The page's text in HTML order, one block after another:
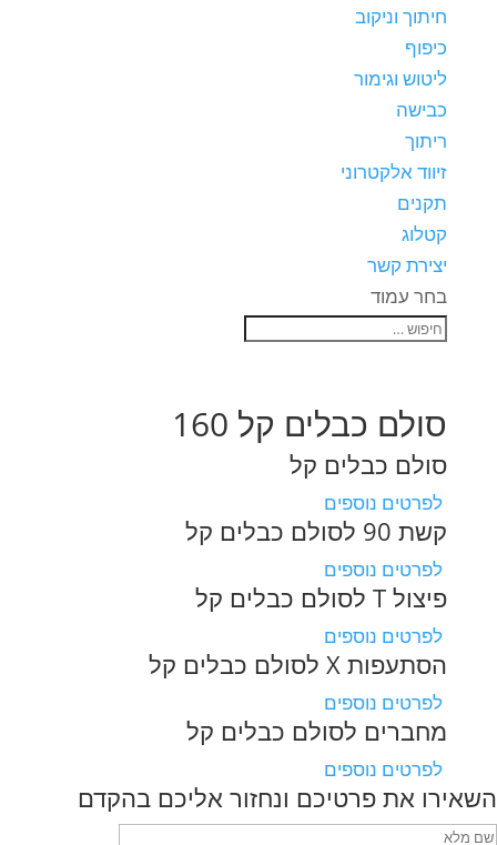
חיתוך וניקוב
כיפוף
ליטוש וגימור
כבישה
ריתוך
זיווד אלקטרוני
תקנים
קטלוג
יצירת קשר
בחר עמוד
סולם כבלים קל 160
סולם כבלים קל
לפרטים נוספים
קשת 90 לסולם כבלים קל
לפרטים נוספים
פיצול T לסולם כבלים קל
לפרטים נוספים
הסתעפות X לסולם כבלים קל
לפרטים נוספים
מחברים לסולם כבלים קל
לפרטים נוספים
השאירו את פרטיכם ונחזור אליכם בהקדם